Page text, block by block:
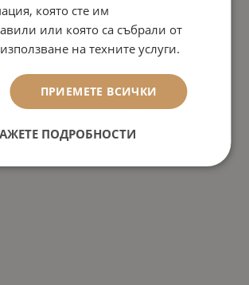
която сте им
или която са събрали от
на техните услуги.
ПРИЕМЕТЕ ВСИЧКИ
ПОДРОБНОСТИ